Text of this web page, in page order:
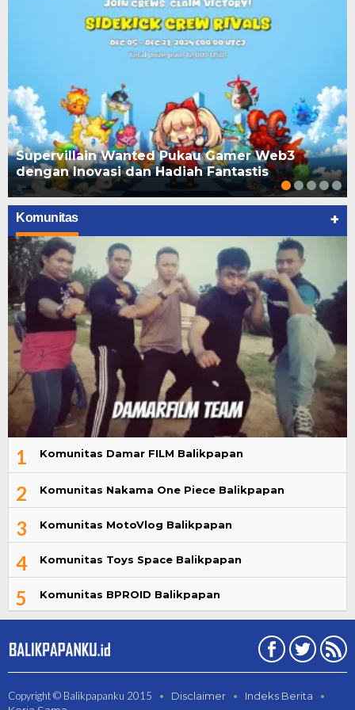
Supervillain Wanted Pukau Gamer Web3
dengan Inovasi dan Hadiah Fantastis
Komunitas +
1 Komunitas Damar FILM Balikpapan
2 Komunitas Nakama One Piece Balikpapan
3 Komunitas MotoVlog Balikpapan
4 Komunitas Toys Space Balikpapan
5 Komunitas BPROID Balikpapan
Copyright © Balikpapanku 2015 Disclaimer
Indeks Berita